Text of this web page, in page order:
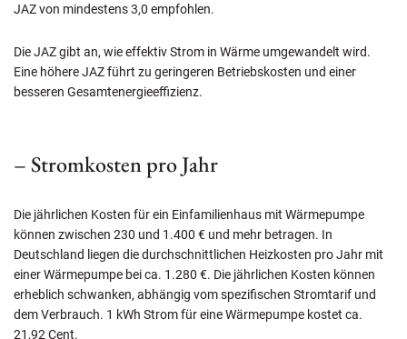
JAZ von mindestens 3,0 empfohlen.
Die JAZ gibt an, wie effektiv Strom in Wärme umgewandelt wird.
Eine höhere JAZ führt zu geringeren Betriebskosten und einer
besseren Gesamtenergieeffizienz.
– Stromkosten pro Jahr
Die jährlichen Kosten für ein Einfamilienhaus mit Wärmepumpe
können zwischen 230 und 1.400 € und mehr betragen. In
Deutschland liegen die durchschnittlichen Heizkosten pro Jahr mit
einer Wärmepumpe bei ca. 1.280 €. Die jährlichen Kosten können
erheblich schwanken, abhängig vom spezifischen Stromtarif und
dem Verbrauch. 1 kWh Strom für eine Wärmepumpe kostet ca.
21,92 Cent.